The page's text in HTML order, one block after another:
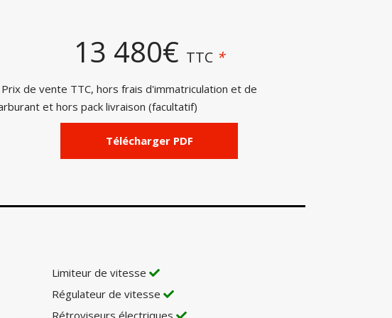
13 480€ TTC *
Prix de vente TTC, hors frais d'immatriculation et de
et hors pack livraison (facultatif)
Télécharger PDF
Limiteur de vitesse
Régulateur de vitesse
Rétroviseurs électriques